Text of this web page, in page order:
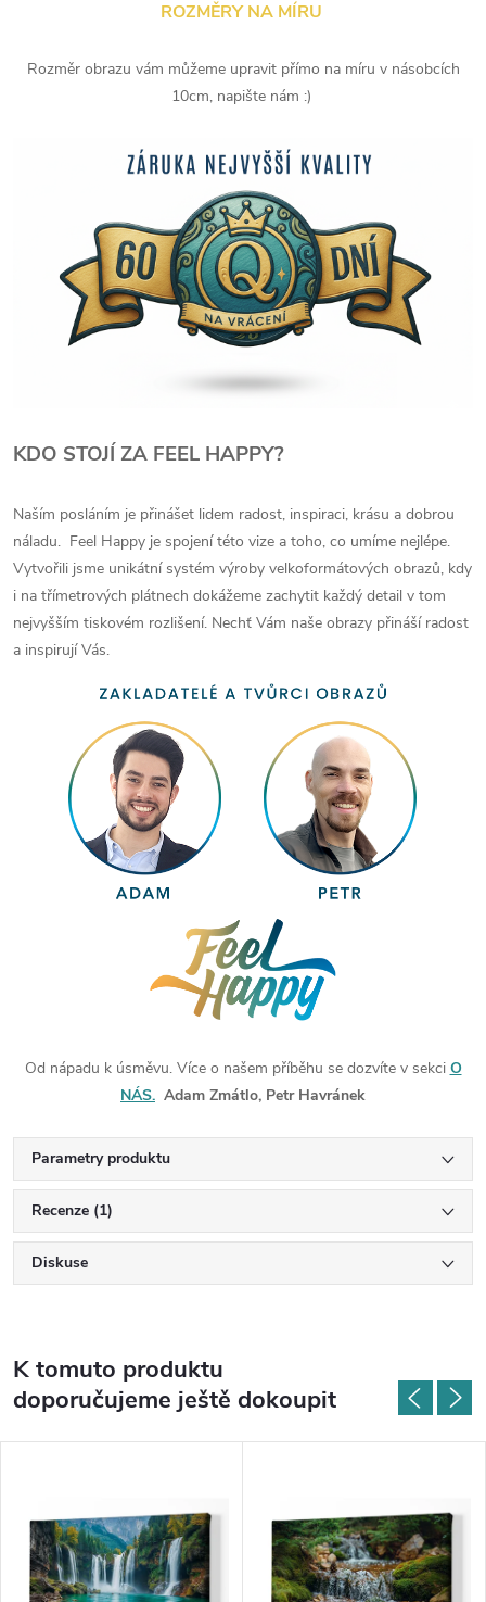
ROZMĚRY NA MÍRU
Rozměr obrazu vám můžeme upravit přímo na míru v násobcích
10cm, napište nám :)
KDO STOJÍ ZA FEEL HAPPY?
Naším posláním je přinášet lidem radost, inspiraci, krásu a dobrou
náladu. Feel Happy je spojení této vize a toho, co umíme nejlépe.
Vytvořili jsme unikátní systém výroby velkoformátových obrazů, kdy
i na třímetrových plátnech dokážeme zachytit každý detail v tom
nejvyšším tiskovém rozlišení. Nechť Vám naše obrazy přináší radost
a inspirují Vás.
Od nápadu k úsměvu. Více o našem příběhu se dozvíte v sekci O
NÁS. Adam Zmátlo, Petr Havránek
Parametry produktu
Recenze (1)
Diskuse
K tomuto produktu
doporučujeme ještě dokoupit